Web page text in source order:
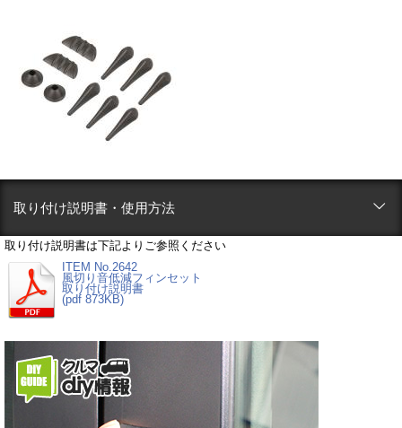
取り付け説明書・使用方法
取り付け説明書は下記よりご参照ください
ITEM No.2642
風切り音低減フィンセット
取り付け説明書
(pdf 873KB)